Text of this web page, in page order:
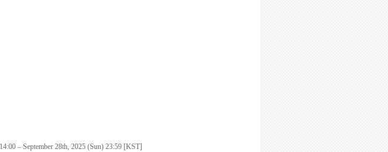
– September 28th, 2025 (Sun) 23:59 [KST]